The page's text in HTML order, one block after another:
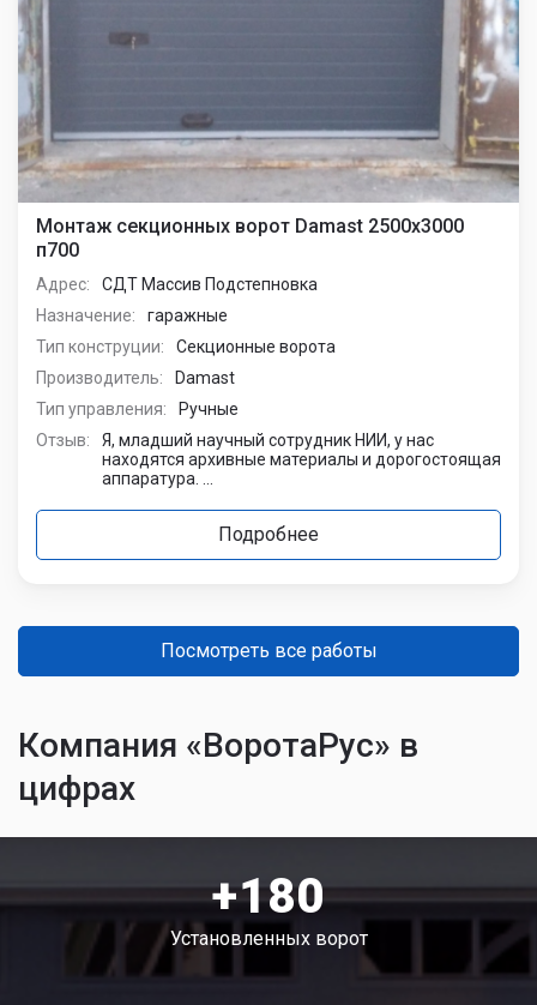
Монтаж секционных ворот Damast 2500х3000
п700
Адрес:
СДТ Массив Подстепновка
Назначение:
гаражные
Тип конструции:
Секционные ворота
Производитель:
Damast
Тип управления:
Ручные
Отзыв:
Я, младший научный сотрудник НИИ, у нас
находятся архивные материалы и дорогостоящая
аппаратура. ...
Подробнее
Посмотреть все работы
Компания «ВоротаРус» в
цифрах
+180
Установленных ворот